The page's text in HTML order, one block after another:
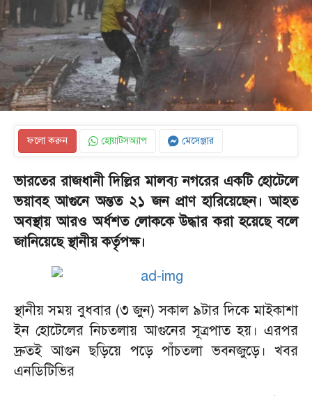
ফলো করুন হোয়াটসঅ্যাপ মেসেঞ্জার
ভারতের রাজধানী দিল্লির মালব্য নগরের একটি হোটেলে
ভয়াবহ আগুনে অন্তত ২১ জন প্রাণ হারিয়েছেন। আহত
অবস্থায় আরও অর্ধশত লোককে উদ্ধার করা হয়েছে বলে
জানিয়েছে স্থানীয় কর্তৃপক্ষ।
স্থানীয় সময় বুধবার (৩ জুন) সকাল ৯টার দিকে মাইকাশা
ইন হোটেলের নিচতলায় আগুনের সূত্রপাত হয়। এরপর
দ্রুতই আগুন ছড়িয়ে পড়ে পাঁচতলা ভবনজুড়ে। খবর
এনডিটিভির